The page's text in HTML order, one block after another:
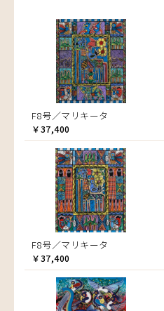
F8号／マリキータ
￥37,400
F8号／マリキータ
￥37,400